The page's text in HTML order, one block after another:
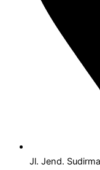
Jl. Jend.